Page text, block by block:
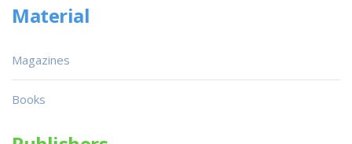
Material
Magazines
Books